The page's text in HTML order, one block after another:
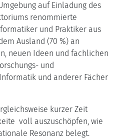
auf Einladung des
renommierte
und Praktiker aus
Ausland (70 %) an
neuen Ideen und fachlichen
und
und anderer Fächer
kurzer Zeit
voll auszuschöpfen, wie
Resonanz belegt.